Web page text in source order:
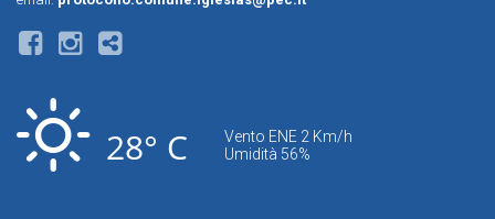
28° C
Vento ENE 2 Km/h
Umidità 56%